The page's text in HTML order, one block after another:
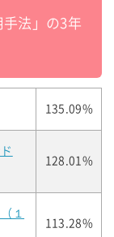
手法」の3年
135.09%
128.01%
１
113.28%